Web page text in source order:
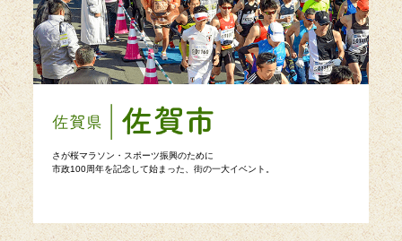
さが桜マラソン・スポーツ振興のために
市政100周年を記念して始まった、街の一大イベント。